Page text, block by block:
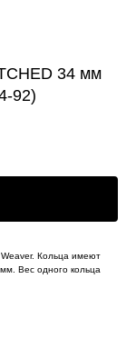
34 мм
92)
Weaver. Кольца имеют
Вес одного кольца